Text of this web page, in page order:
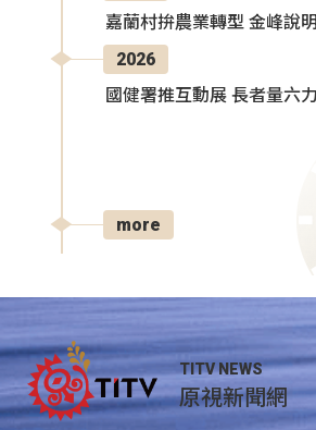
嘉蘭村拚農業轉型 金峰說
2026
國健署推互動展 長者量六
more
TITV NEWS
原視新聞網